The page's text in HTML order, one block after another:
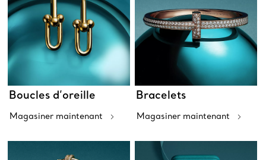
Boucles d’oreille
Magasiner maintenant
Bracelets
Magasiner maintenant